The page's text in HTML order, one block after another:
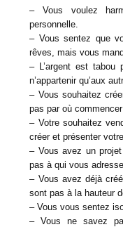
– Vous voulez
personnelle.
– Vous sentez que
rêves, mais vous
– L’argent est
n’appartenir qu’aux
– Vous souhaitez
pas par où
– Votre souhaitez
créer et présenter
– Vous avez un
pas à qui vous
– Vous avez déjà
sont pas à la hauteur
– Vous vous sentez
– Vous ne savez